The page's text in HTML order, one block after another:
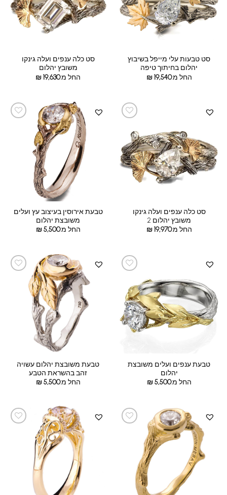
סט טבעות עלי מייפל בשיבוץ
יהלום בחיתוך טיפה
החל מ:
₪19,540
סט כלה ענפים ועלה גינקו
משובץ יהלום
החל מ:
₪19,630
סט כלה ענפים ועלה גינקו
משובץ יהלום 2
החל מ:
₪19,970
טבעת אירוסין בעיצוב עץ ועלים
משובצת יהלום
החל מ:
₪5,500
טבעת ענפים ועלים משובצת
יהלום
החל מ:
₪5,500
טבעת משובצת יהלום עשויה
זהב בהשראת הטבע
החל מ:
₪5,500